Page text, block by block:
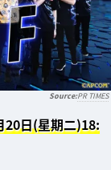
PR TIMES
20日(星期二)18: